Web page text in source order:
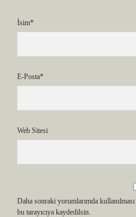
İsim*
E-Posta*
Web Sitesi
Daha sonraki yorumlarımda
bu tarayıcıya kaydedilsin.